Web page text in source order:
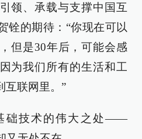
领、承载与支撑中国互
铨的期待：“你现在可以
但是30年后，可能会感
为我们所有的生活和工
互联网里。”
础技术的伟大之处——